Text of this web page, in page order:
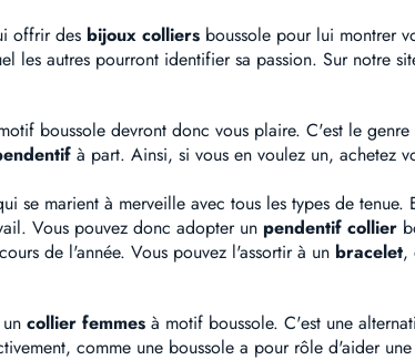
offrir des bijoux colliers boussole pour lui montrer
les autres pourront identifier sa passion. Sur notre
boussole devront donc vous plaire. C'est le genre
à part. Ainsi, si vous en voulez un, achetez
se marient à merveille avec tous les types de
Vous pouvez donc adopter un pendentif collier
de l'année. Vous pouvez l'assortir à un bracelet,
collier femmes à motif boussole. C'est une
comme une boussole a pour rôle d'aider